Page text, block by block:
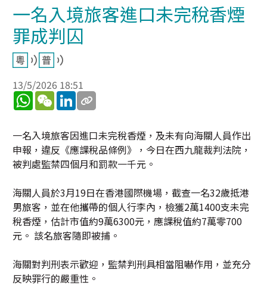
一名入境旅客進口未完稅香煙
罪成判囚
13/5/2026 18:51
WhatsApp
WeChatLinkedIn
一名入境旅客因進口未完稅香煙，及未有向海關人員作出
申報，違反《應課稅品條例》，今日在西九龍裁判法院，
被判處監禁四個月和罰款一千元。
海關人員於3月19日在香港國際機場，截查一名32歲抵港
男旅客，並在他攜帶的個人行李內，檢獲2萬1400支未完
稅香煙，估計市值約9萬6300元，應課稅值約7萬零700
元。 該名旅客隨即被捕。
海關對判刑表示歡迎，監禁判刑具相當阻嚇作用，並充分
反映罪行的嚴重性。